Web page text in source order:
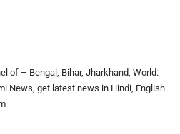
of – Bengal, Bihar, Jharkhand, World:
News, get latest news in Hindi, English